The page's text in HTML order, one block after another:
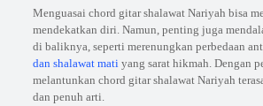
Menguasai chord gitar shalawat Nariyah bisa
mendekatkan diri. Namun, penting juga
di baliknya, seperti merenungkan perbedaan
dan shalawat matiyang sarat hikmah. Dengan
melantunkan chord gitar shalawat Nariyah
dan penuh arti.